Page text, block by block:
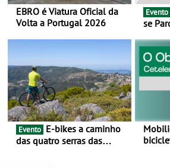
EBRO é Viatura Oficial da
Volta a Portugal 2026
Evento
se
BTT e
os
Evento
das quatro serras das